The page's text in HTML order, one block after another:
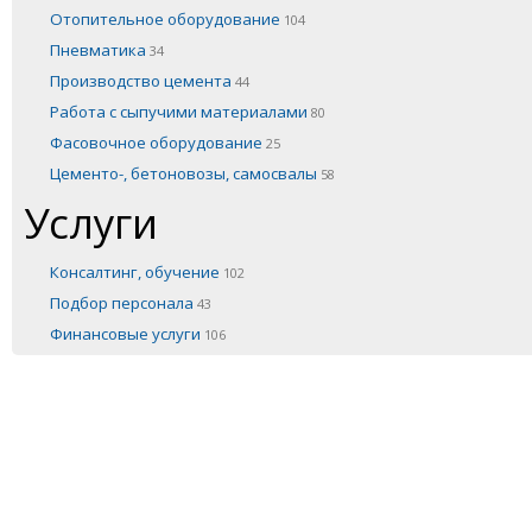
Отопительное оборудование 104
Пневматика 34
Производство цемента 44
Работа с сыпучими материалами 80
Фасовочное оборудование 25
Цементо-, бетоновозы, самосвалы 58
Услуги
Консалтинг, обучение 102
Подбор персонала 43
Финансовые услуги 106